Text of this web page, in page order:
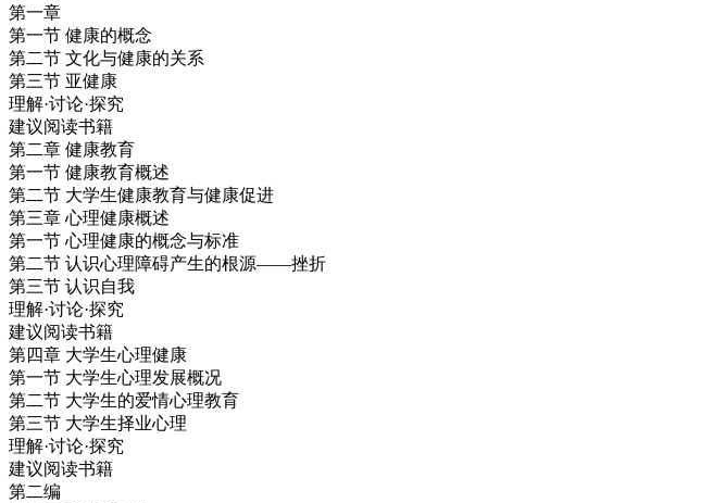
第一章
第一节 健康的概念
第二节 文化与健康的关系
第三节 亚健康
理解·讨论·探究
建议阅读书籍
第二章 健康教育
第一节 健康教育概述
第二节 大学生健康教育与健康促进
第三章 心理健康概述
第一节 心理健康的概念与标准
第二节 认识心理障碍产生的根源——挫折
第三节 认识自我
理解·讨论·探究
建议阅读书籍
第四章 大学生心理健康
第一节 大学生心理发展概况
第二节 大学生的爱情心理教育
第三节 大学生择业心理
理解·讨论·探究
建议阅读书籍
第二编